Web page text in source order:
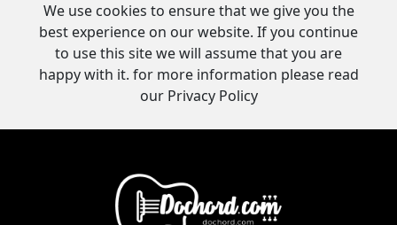
We use cookies to ensure that we give you the
best experience on our website. If you continue
to use this site we will assume that you are
happy with it. for more information please read
our Privacy Policy